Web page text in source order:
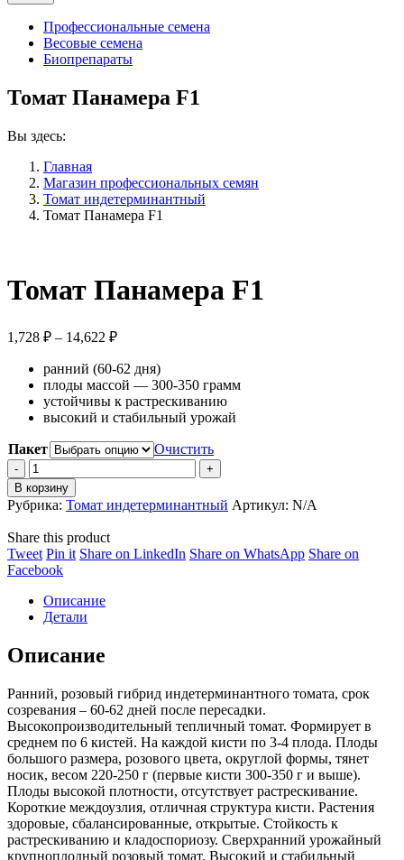
Профессиональные семена
Весовые семена
Биопрепараты
Томат Панамера F1
Вы здесь:
Главная
Магазин профессиональных семян
Томат индетерминантный
Томат Панамера F1
Томат Панамера F1
1,728 ₽ – 14,622 ₽Диапазон
1,728 ₽
–
14,622 ₽
ранний (60-62 дня)
плоды массой — 300-350 грамм
устойчивы к растрескиванию
высокий и стабильный урожай
Пакет
Очистить
Томат
Панамера
F1
quantity
В корзину
Рубрика: Томат индетерминантный Артикул: N/A
Share this product
TweetShare
on
Pin itShare
Share on LinkedIn Share
Share on WhatsAppShare
Share on
FacebookShare
Facebook
Описание
Детали
Описание
Ранний, розовый гибрид индетерминантного томата, срок
созревания – 60-62 дней после пересадки.
Высокопроизводительный тепличный томат. Формирует в
среднем по 6 кистей. На каждой кисти по 3-4 плода. Плоды
большого размера, розового цвета, округлой формы, тянет
носик, весом 220-250 г (первые кисти 300-350 г и выше).
Плоды высокой плотности, отсутствует растрескивание.
Короткие междоузлия, отличная структура кисти. Растения
здоровые, сбалансированные, открытые. Стойкость к
растрескиванию и кладоспориозу. Сверхранний урожайный
крупноплодный розовый томат. Высокий и стабильный